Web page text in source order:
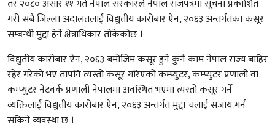
तर २०८० असार ११ गते नेपाल सरकारले नेपाल राजपत्रमा सूचना प्रकाशित
गरी सबै जिल्ला अदालतलाई विद्युतीय कारोबार ऐन, २०६३ अन्तर्गतका कसूर
सम्बन्धी मुद्दा हेर्ने क्षेत्राधिकार तोकेकोछ ।
विद्युतीय कारोबार ऐन, २०६३ बमोजिम कसूर हुने कुनै काम नेपाल राज्य बाहिर
रहेर गरेको भए तापनि त्यस्तो कसूर गरिएको कम्प्युटर, कम्प्युटर प्रणाली वा
कम्प्युटर नेटवर्क प्रणाली नेपालमा अवस्थित भएमा त्यस्तो कसूर गर्ने
व्यक्तिलाई विद्युतीय कारोबार ऐन, २०६३ अन्तर्गत मुद्दा चलाई सजाय गर्न
सकिने व्यवस्था छ ।